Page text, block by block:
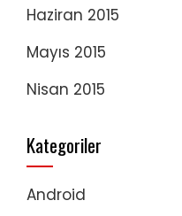
Haziran 2015
Mayıs 2015
Nisan 2015
Kategoriler
Android